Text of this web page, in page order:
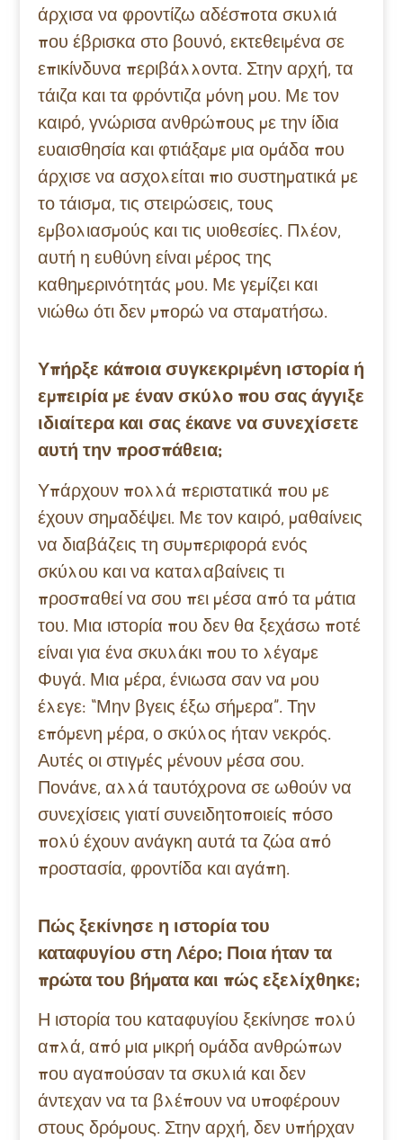
άρχισα να φροντίζω αδέσποτα σκυλιά
που έβρισκα στο βουνό, εκτεθειμένα σε
επικίνδυνα περιβάλλοντα. Στην αρχή, τα
τάιζα και τα φρόντιζα μόνη μου. Με τον
καιρό, γνώρισα ανθρώπους με την ίδια
ευαισθησία και φτιάξαμε μια ομάδα που
άρχισε να ασχολείται πιο συστηματικά με
το τάισμα, τις στειρώσεις, τους
εμβολιασμούς και τις υιοθεσίες. Πλέον,
αυτή η ευθύνη είναι μέρος της
καθημερινότητάς μου. Με γεμίζει και
νιώθω ότι δεν μπορώ να σταματήσω.
Υπήρξε κάποια συγκεκριμένη ιστορία ή
εμπειρία με έναν σκύλο που σας άγγιξε
ιδιαίτερα και σας έκανε να συνεχίσετε
αυτή την προσπάθεια;
Υπάρχουν πολλά περιστατικά που με
έχουν σημαδέψει. Με τον καιρό, μαθαίνεις
να διαβάζεις τη συμπεριφορά ενός
σκύλου και να καταλαβαίνεις τι
προσπαθεί να σου πει μέσα από τα μάτια
του. Μια ιστορία που δεν θα ξεχάσω ποτέ
είναι για ένα σκυλάκι που το λέγαμε
Φυγά. Μια μέρα, ένιωσα σαν να μου
έλεγε: “Μην βγεις έξω σήμερα”. Την
επόμενη μέρα, ο σκύλος ήταν νεκρός.
Αυτές οι στιγμές μένουν μέσα σου.
Πονάνε, αλλά ταυτόχρονα σε ωθούν να
συνεχίσεις γιατί συνειδητοποιείς πόσο
πολύ έχουν ανάγκη αυτά τα ζώα από
προστασία, φροντίδα και αγάπη.
Πώς ξεκίνησε η ιστορία του
καταφυγίου στη Λέρο; Ποια ήταν τα
πρώτα του βήματα και πώς εξελίχθηκε;
Η ιστορία του καταφυγίου ξεκίνησε πολύ
απλά, από μια μικρή ομάδα ανθρώπων
που αγαπούσαν τα σκυλιά και δεν
άντεχαν να τα βλέπουν να υποφέρουν
στους δρόμους. Στην αρχή, δεν υπήρχαν